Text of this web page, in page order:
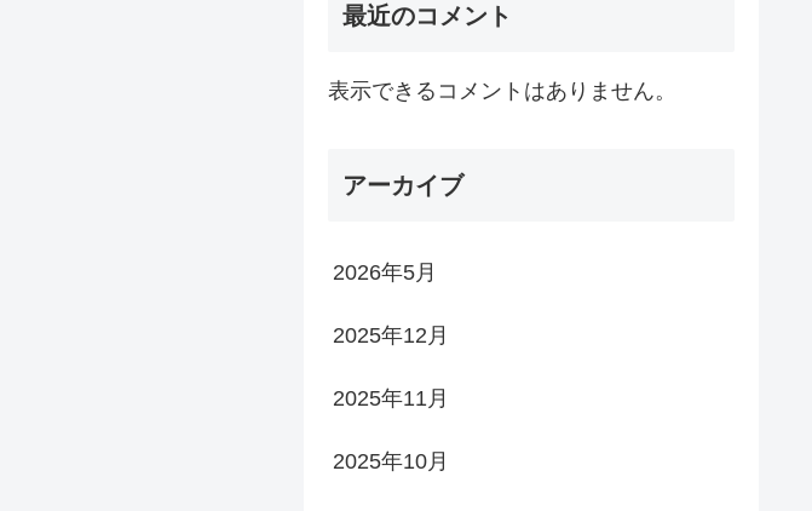
最近のコメント
表示できるコメントはありません。
アーカイブ
2026年5月
2025年12月
2025年11月
2025年10月